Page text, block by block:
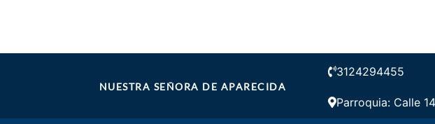
NUESTRA SEÑORA DE APARECIDA
3124294455
Parroquia: Calle